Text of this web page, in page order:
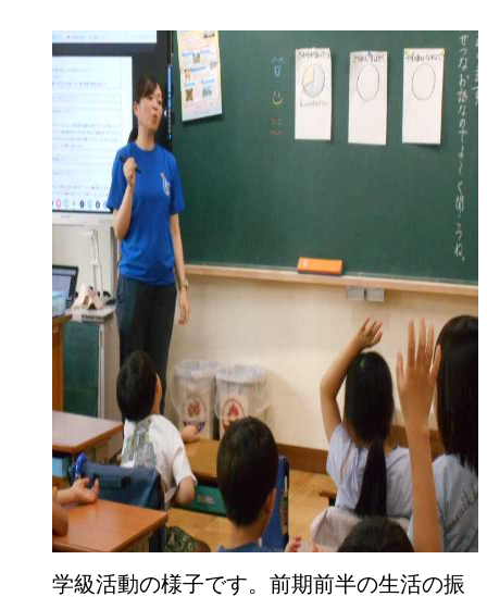
学級活動の様子です。前期前半の生活の振